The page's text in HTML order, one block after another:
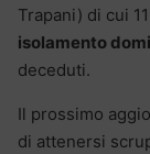
Trapani) di cui
isolamento
deceduti.
Il prossimo
di attenersi